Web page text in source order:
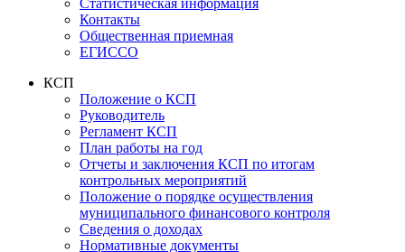
Контакты
Общественная приемная
ЕГИССО
КСП
Положение о КСП
Руководитель
Регламент КСП
План работы на год
Отчеты и заключения КСП по итогам
контрольных мероприятий
Положение о порядке осуществления
муниципального финансового контроля
Сведения о доходах
Нормативные документы